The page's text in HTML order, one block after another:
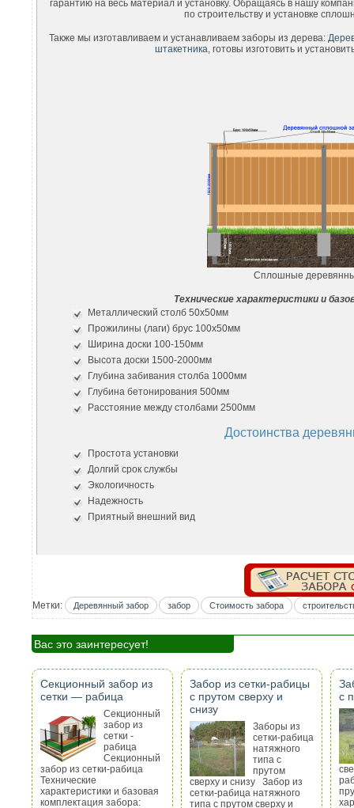
гарантию на весь материал и установку. Обращаясь в нашу
по строительству и установке
Также мы изготавливаем и устанавливаем заборы из дерева:
штакетника, готовы изготовить и
Сплошные
Технические характеристики и
Металлический столб 50х50мм
Прожилины (лаги) брус 100х50мм
Ширина доски 100-150мм
Высота доски 1500-2000мм
Глубина забивания столба 1000мм
Глубина бетонирования 500мм
Расстояние между столбами 2500мм
Достоинства
Простота установки
Долгий срок службы
Экологичность
Надежность
Приятный внешний вид
Метки: Деревянный забор забор Стоимость забора
Вас это заинтересует!
Секционный забор из
сетки — рабица
Секционный
забор из
сетки -
рабица
Секционный
забор из сетки-рабица
Технические
характеристики и базовая
комплектация забора:
Забор из сетки-рабицы
с прутом сверху и
снизу
Заборы из
сетки-рабица
натяжного
типа с
прутом
сверху и снизу Забор из
сетки-рабица натяжного
типа с прутом сверху и
с